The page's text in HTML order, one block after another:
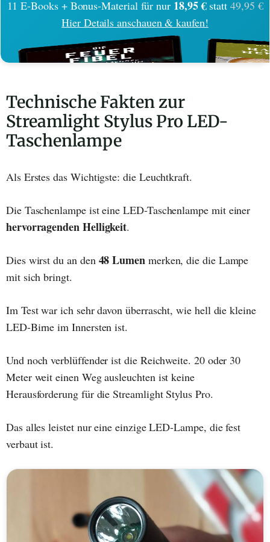
11 E-Books + Bonus-Material für nur 18,95 €statt 49,95 €
Hier Details anschauen & kaufen!
Technische Fakten zur
Streamlight Stylus Pro LED-
Taschenlampe
Als Erstes das Wichtigste: die Leuchtkraft.
Die Taschenlampe ist eine LED-Taschenlampe mit einer
hervorragenden Helligkeit.
Dies wirst du an den 48 Lumen merken, die die Lampe
mit sich bringt.
Im Test war ich sehr davon überrascht, wie hell die kleine
LED-Birne im Innersten ist.
Und noch verblüffender ist die Reichweite. 20 oder 30
Meter weit einen Weg ausleuchten ist keine
Herausforderung für die Streamlight Stylus Pro.
Das alles leistet nur eine einzige LED-Lampe, die fest
verbaut ist.